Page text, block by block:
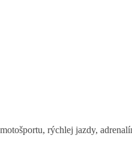
rýchlej jazdy,